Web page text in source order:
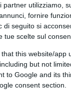
partner utilizziamo,
fornire
di seguito si
tue scelte sul
that this website/
but not
to Google and its
consent section.
di Andrea
8 Maggio
Acca
rossi